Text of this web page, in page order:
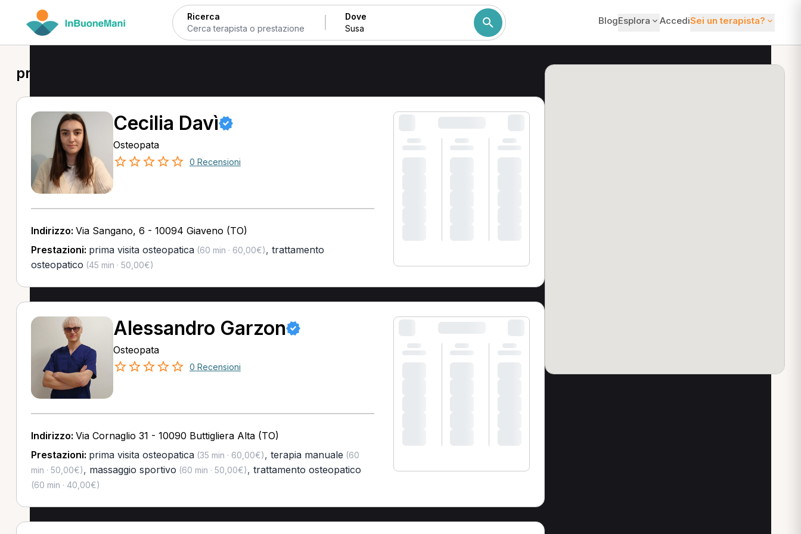
Ricerca Dove BlogEsplora AccediSei un terapista?
prima visita osteopatica a Susa
Cecilia Davì
Osteopata
0 Recensioni
Indirizzo: Via Sangano, 6 - 10094 Giaveno (TO)
Prestazioni: prima visita osteopatica(60 min · 60,00€), trattamento
osteopatico (45 min · 50,00€)
Alessandro Garzon
Osteopata
0 Recensioni
Indirizzo: Via Cornaglio 31 - 10090 Buttigliera Alta (TO)
Prestazioni: prima visita osteopatica(35 min · 60,00€), terapia manuale (60
min · 50,00€), massaggio sportivo (60 min · 50,00€), trattamento osteopatico
(60 min · 40,00€)